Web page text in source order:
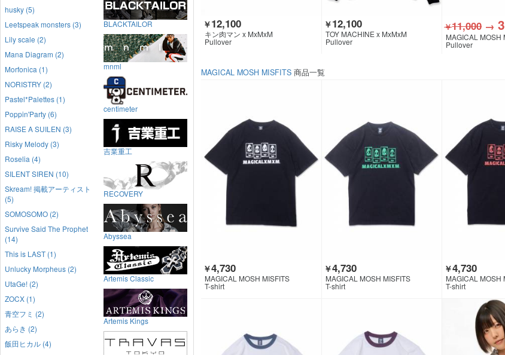
￥12,100
キン肉マン x MxMxM
Pullover
￥12,100
TOY MACHINE x MxMxM
Pullover
￥11,000→
MAGICAL MOSH
Pullover
MAGICAL MOSH MISFITS 商品一覧
￥4,730
MAGICAL MOSH MISFITS
T-shirt
￥4,730
MAGICAL MOSH MISFITS
T-shirt
￥4,730
MAGICAL MOSH
T-shirt
husky (5)
Leetspeak monsters (3)
Lily scale (2)
Mana Diagram (2)
Morfonica (1)
NORISTRY (2)
Pastel*Palettes (1)
Poppin'Party (6)
RAISE A SUILEN (3)
Risky Melody (3)
Roselia (4)
SILENT SIREN (10)
Skream! 掲載アーティスト
(5)
SOMOSOMO (2)
Survive Said The Prophet
(14)
This is LAST (1)
Unlucky Morpheus (2)
UtaGe! (2)
ZOCX (1)
青空フミ (2)
あらき (2)
飯田ヒカル (4)
BLACKTAILOR
mnml
centimeter
吉業重工
RECOVERY
Abyssea
Artemis Classic
Artemis Kings